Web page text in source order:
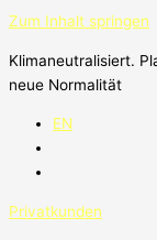
Zum Inhalt springen
Klimaneutralisiert.
neue Normalität
EN
Privatkunden